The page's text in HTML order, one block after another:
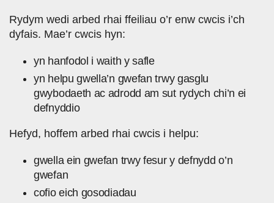
Rydym wedi arbed rhai ffeiliau o’r enw cwcis i’ch
dyfais. Mae’r cwcis hyn:
yn hanfodol i waith y safle
yn helpu gwella’n gwefan trwy gasglu
gwybodaeth ac adrodd am sut rydych chi’n ei
defnyddio
Hefyd, hoffem arbed rhai cwcis i helpu:
gwella ein gwefan trwy fesur y defnydd o’n
gwefan
cofio eich gosodiadau